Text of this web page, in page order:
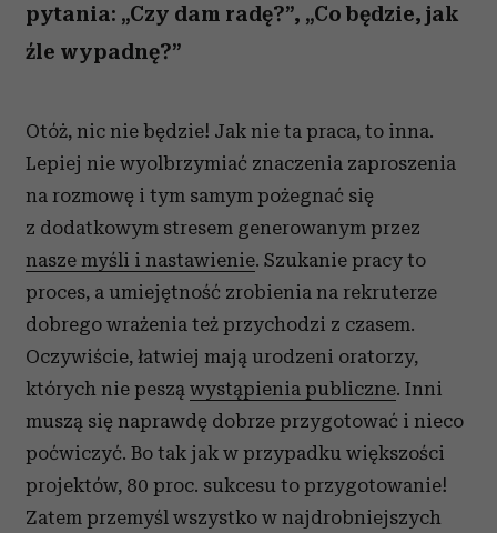
pytania: „Czy dam radę?”, „Co będzie, jak
źle wypadnę?”
Otóż, nic nie będzie! Jak nie ta praca, to inna.
Lepiej nie wyolbrzymiać znaczenia zaproszenia
na rozmowę i tym samym pożegnać się
z dodatkowym stresem generowanym przez
nasze myśli i nastawienie. Szukanie pracy to
proces, a umiejętność zrobienia na rekruterze
dobrego wrażenia też przychodzi z czasem.
Oczywiście, łatwiej mają urodzeni oratorzy,
których nie peszą wystąpienia publiczne. Inni
muszą się naprawdę dobrze przygotować i nieco
poćwiczyć. Bo tak jak w przypadku większości
projektów, 80 proc. sukcesu to przygotowanie!
Zatem przemyśl wszystko w najdrobniejszych